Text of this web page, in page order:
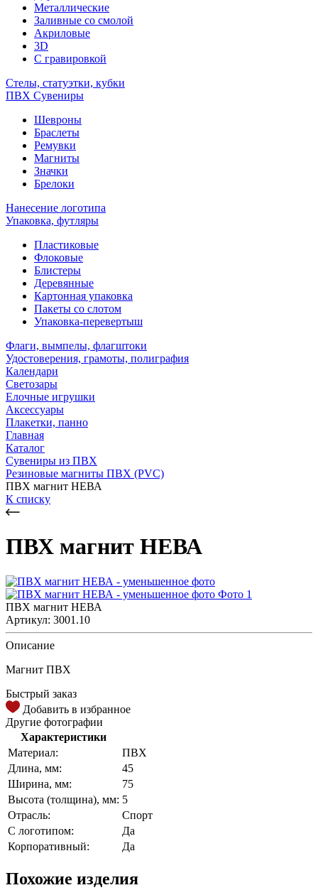
Металлические
Заливные со смолой
Акриловые
3D
C гравировкой
Стелы, статуэтки, кубки
ПВХ Сувениры
Шевроны
Браслеты
Ремувки
Магниты
Значки
Брелоки
Нанесение логотипа
Упаковка, футляры
Пластиковые
Флоковые
Блистеры
Деревянные
Картонная упаковка
Пакеты со слотом
Упаковка-перевертыш
Флаги, вымпелы, флагштоки
Удостоверения, грамоты, полиграфия
Календари
Светозары
Елочные игрушки
Аксессуары
Плакетки, панно
Главная
Каталог
Сувениры из ПВХ
Резиновые магниты ПВХ (PVC)
ПВХ магнит НЕВА
К списку
ПВХ магнит НЕВА
ПВХ магнит НЕВА
Артикул: 3001.10
Описание
Магнит ПВХ
Быстрый заказ
Добавить в избранное
Другие фотографии
Характеристики
Материал:
ПВХ
Длина, мм:
45
Ширина, мм:
75
Высота (толщина), мм: 5
Отрасль:
Спорт
С логотипом:
Да
Корпоративный:
Да
Похожие изделия